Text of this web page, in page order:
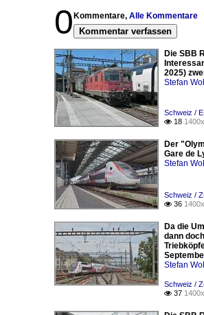
0 Kommentare, Alle Kommentare
Kommentar verfassen
Die SBB
2025)
Stefan
Schweiz /
 18
Der
Gare de
Stefan
Schweiz /
 36
Da die
dann
Stefan
Schweiz /
 37